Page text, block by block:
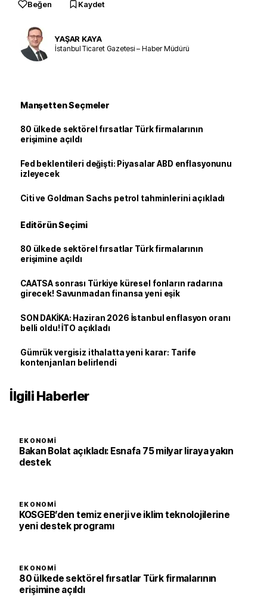
Beğen Kaydet
YAŞAR KAYA
İstanbul Ticaret Gazetesi – Haber Müdürü
Manşetten Seçmeler
80 ülkede sektörel fırsatlar Türk firmalarının
erişimine açıldı
Fed beklentileri değişti: Piyasalar ABD enflasyonunu
izleyecek
Citi ve Goldman Sachs petrol tahminlerini açıkladı
Editörün Seçimi
80 ülkede sektörel fırsatlar Türk firmalarının
erişimine açıldı
CAATSA sonrası Türkiye küresel fonların radarına
girecek! Savunmadan finansa yeni eşik
SON DAKİKA: Haziran 2026 İstanbul enflasyon oranı
belli oldu! İTO açıkladı
Gümrük vergisiz ithalatta yeni karar: Tarife
kontenjanları belirlendi
İlgili Haberler
EKONOMI
Bakan Bolat açıkladı: Esnafa 75 milyar liraya yakın
destek
EKONOMI
KOSGEB’den temiz enerji ve iklim teknolojilerine
yeni destek programı
EKONOMI
80 ülkede sektörel fırsatlar Türk firmalarının
erişimine açıldı